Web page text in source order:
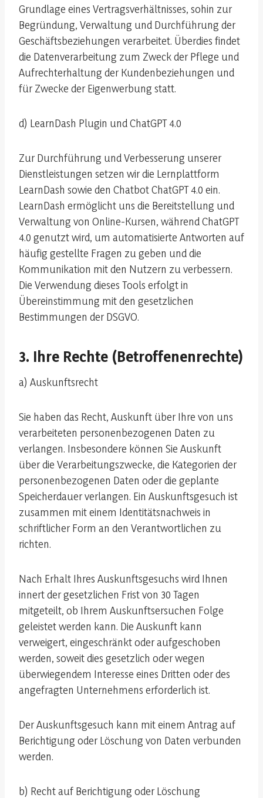
Grundlage eines Vertragsverhältnisses, sohin zur
Begründung, Verwaltung und Durchführung der
Geschäftsbeziehungen verarbeitet. Überdies findet
die Datenverarbeitung zum Zweck der Pflege und
Aufrechterhaltung der Kundenbeziehungen und
für Zwecke der Eigenwerbung statt.
d) LearnDash Plugin und ChatGPT 4.0
Zur Durchführung und Verbesserung unserer
Dienstleistungen setzen wir die Lernplattform
LearnDash sowie den Chatbot ChatGPT 4.0 ein.
LearnDash ermöglicht uns die Bereitstellung und
Verwaltung von Online-Kursen, während ChatGPT
4.0 genutzt wird, um automatisierte Antworten auf
häufig gestellte Fragen zu geben und die
Kommunikation mit den Nutzern zu verbessern.
Die Verwendung dieses Tools erfolgt in
Übereinstimmung mit den gesetzlichen
Bestimmungen der DSGVO.
3. Ihre Rechte (Betroffenenrechte)
a) Auskunftsrecht
Sie haben das Recht, Auskunft über Ihre von uns
verarbeiteten personenbezogenen Daten zu
verlangen. Insbesondere können Sie Auskunft
über die Verarbeitungszwecke, die Kategorien der
personenbezogenen Daten oder die geplante
Speicherdauer verlangen. Ein Auskunftsgesuch ist
zusammen mit einem Identitätsnachweis in
schriftlicher Form an den Verantwortlichen zu
richten.
Nach Erhalt Ihres Auskunftsgesuchs wird Ihnen
innert der gesetzlichen Frist von 30 Tagen
mitgeteilt, ob Ihrem Auskunftsersuchen Folge
geleistet werden kann. Die Auskunft kann
verweigert, eingeschränkt oder aufgeschoben
werden, soweit dies gesetzlich oder wegen
überwiegendem Interesse eines Dritten oder des
angefragten Unternehmens erforderlich ist.
Der Auskunftsgesuch kann mit einem Antrag auf
Berichtigung oder Löschung von Daten verbunden
werden.
b) Recht auf Berichtigung oder Löschung